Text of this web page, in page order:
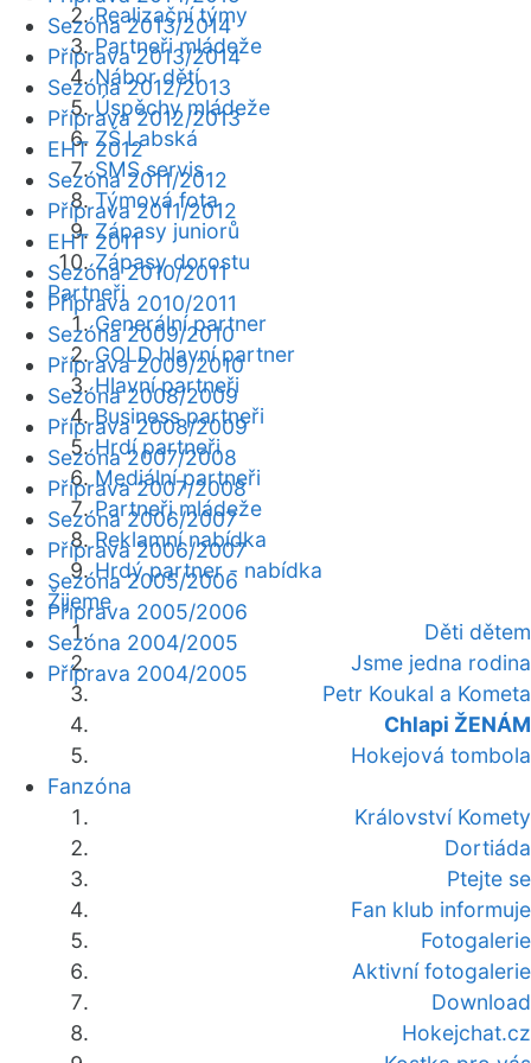
Realizační týmy
Partneři mládeže
Nábor dětí
Úspěchy mládeže
ZŠ Labská
SMS servis
Týmová fota
Zápasy juniorů
Zápasy dorostu
Partneři
Generální partner
GOLD hlavní partner
Hlavní partneři
Business partneři
Hrdí partneři
Mediální partneři
Partneři mládeže
Reklamní nabídka
Hrdý partner - nabídka
Žijeme
Děti dětem
Jsme jedna rodina
Petr Koukal a Kometa
Chlapi ŽENÁM
Hokejová tombola
Fanzóna
Království Komety
Dortiáda
Ptejte se
Fan klub informuje
Fotogalerie
Aktivní fotogalerie
Download
Hokejchat.cz
Sezóna 2013/2014
Příprava 2013/2014
Sezóna 2012/2013
Příprava 2012/2013
EHT 2012
Sezóna 2011/2012
Příprava 2011/2012
EHT 2011
Sezóna 2010/2011
Příprava 2010/2011
Sezóna 2009/2010
Příprava 2009/2010
Sezóna 2008/2009
Příprava 2008/2009
Sezóna 2007/2008
Příprava 2007/2008
Sezóna 2006/2007
Příprava 2006/2007
Sezóna 2005/2006
Příprava 2005/2006
Sezóna 2004/2005
Příprava 2004/2005